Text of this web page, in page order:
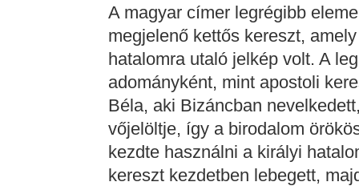
A magyar címer legrégibb
megjelenő kettős kereszt,
hatalomra utaló jelkép volt. A
adományként, mint apostoli
Béla, aki Bizáncban
vőjelöltje, így a birodalom
kezdte használni a királyi
kereszt kezdetben lebegett,